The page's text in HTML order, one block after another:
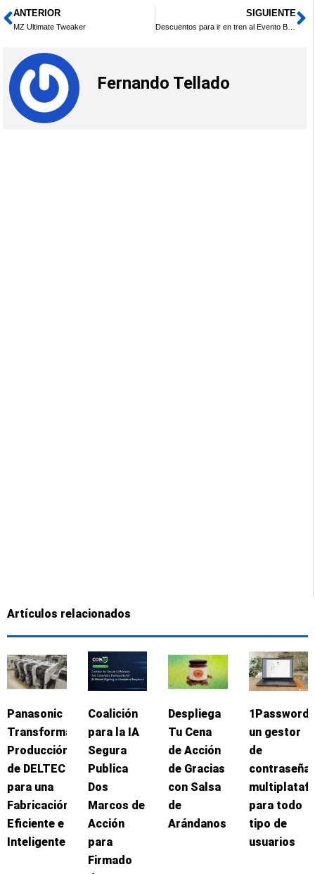
Ant
ANTERIOR
MZ Ultimate Tweaker
SIGUIENTE
Descuentos para ir en tren al Evento Blog EspaÃ±a en Sevilla
Fernando Tellado
Artículos relacionados
Panasonic
Transforma
Producción
de DELTEC
para una
Fabricación
Eficiente e
Inteligente
Coalición
para la IA
Segura
Publica
Dos
Marcos de
Acción
para
Firmado
Despliega
Tu Cena
de Acción
de Gracias
con Salsa
de
Arándanos
1Password:
un gestor
de
para todo
tipo de
usuarios